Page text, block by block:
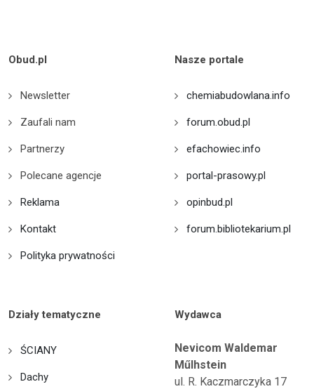
Obud.pl
Newsletter
Zaufali nam
Partnerzy
Polecane agencje
Reklama
Kontakt
Polityka prywatności
Nasze portale
chemiabudowlana.info
forum.obud.pl
efachowiec.info
portal-prasowy.pl
opinbud.pl
forum.bibliotekarium.pl
Działy tematyczne
ŚCIANY
Dachy
Wydawca
Nevicom Waldemar
Műlhstein
ul. R. Kaczmarczyka 17